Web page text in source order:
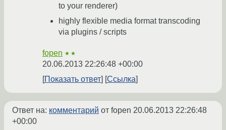
to your renderer)
highly flexible media format transcoding
via plugins / scripts
fopen ★★
20.06.2013 22:26:48 +00:00
Показать ответ
Ссылка
Ответ на: комментарий от fopen 20.06.2013 22:26:48
+00:00